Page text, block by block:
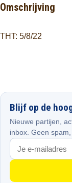
Omschrijving
THT: 5/8/22
Blijf op de
Nieuwe partijen,
inbox. Geen